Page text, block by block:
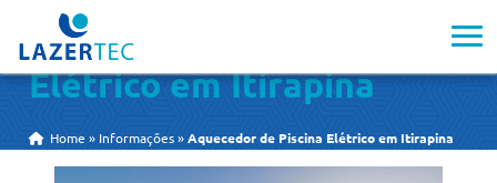
Aquecedor de Piscina
Elétrico em Itirapina
Home » Informações »Aquecedor de Piscina Elétrico em Itirapina